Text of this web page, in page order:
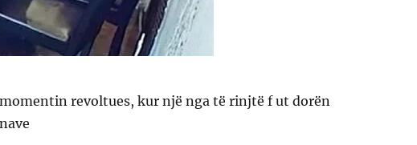
revoltues, kur një nga të rinjtë f ut dorën